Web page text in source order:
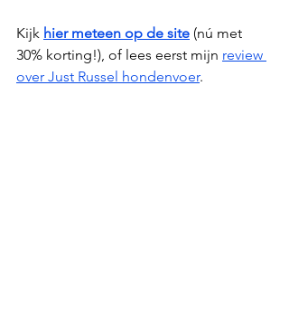
Kijk hier meteen op de site (nú met
30% korting!), of lees eerst mijn review
over Just Russel hondenvoer.